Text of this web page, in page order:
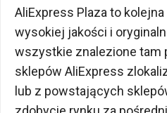
AliExpress Plaza to
wysokiej jakości i
wszystkie znalezione tam
sklepów AliExpress
lub z powstających